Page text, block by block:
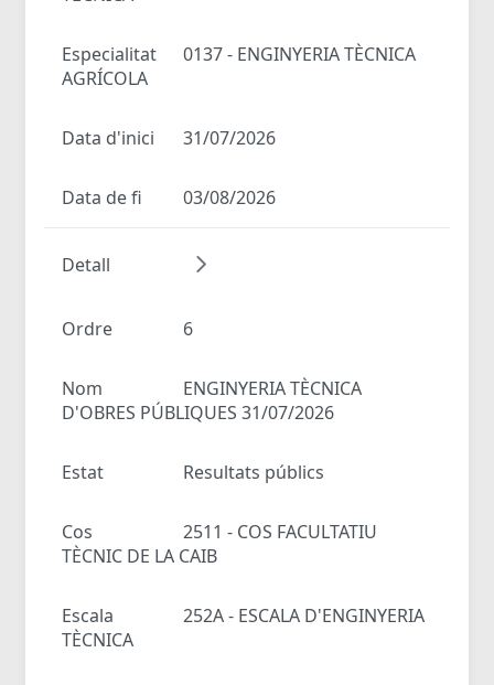
Especialitat
0137 - ENGINYERIA TÈCNICA
AGRÍCOLA
Data d'inici 31/07/2026
Data de fi 03/08/2026
Detall
Ordre 6
Nom
ENGINYERIA TÈCNICA
D'OBRES PÚBLIQUES 31/07/2026
Estat Resultats públics
Cos
2511 - COS FACULTATIU
TÈCNIC DE LA CAIB
Escala
252A - ESCALA D'ENGINYERIA
TÈCNICA